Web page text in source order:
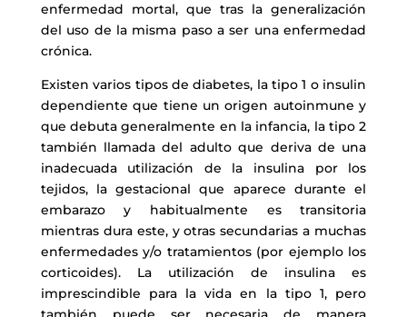
enfermedad mortal, que tras la generalización
del uso de la misma paso a ser una enfermedad
crónica.
Existen varios tipos de diabetes, la tipo 1 o insulin
dependiente que tiene un origen autoinmune y
que debuta generalmente en la infancia, la tipo 2
también llamada del adulto que deriva de una
inadecuada utilización de la insulina por los
tejidos, la gestacional que aparece durante el
embarazo y habitualmente es transitoria
mientras dura este, y otras secundarias a muchas
enfermedades y/o tratamientos (por ejemplo los
corticoides). La utilización de insulina es
imprescindible para la vida en la tipo 1, pero